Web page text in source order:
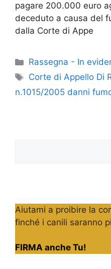
pagare 200.000 euro
deceduto a causa del
dalla Corte di Appe
Categorie
Rassegna - In
Tag
Corte di Appello Di
n.1015/2005 danni
Aiutami a proibire la
finché i canili saranno
FIRMA anche Tu!